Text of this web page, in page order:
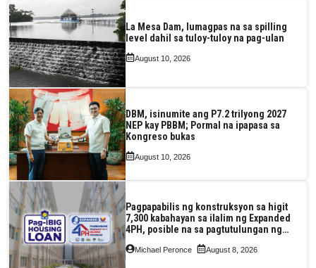
La Mesa Dam, lumagpas na sa spilling
level dahil sa tuloy-tuloy na pag-ulan
August 10, 2026
DBM, isinumite ang P7.2 trilyong 2027
NEP kay PBBM; Pormal na ipapasa sa
Kongreso bukas
August 10, 2026
Pagpapabilis ng konstruksyon sa higit
7,300 kabahayan sa ilalim ng Expanded
4PH, posible na sa pagtutulungan ng
Pag-IBIG at P.A. Alvarez
Michael Peronce August 8, 2026